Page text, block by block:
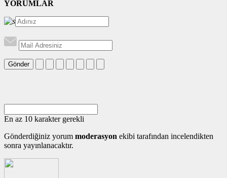
YORUMLAR
Gönder
En az 10 karakter gerekli
Gönderdiğiniz yorum moderasyon ekibi tarafından incelendikten
sonra yayınlanacaktır.